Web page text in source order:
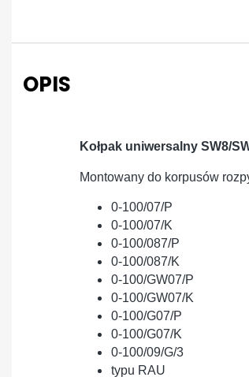
OPIS
Kołpak uniwersalny SW8/
Montowany do korpusów
0-100/07/P
0-100/07/K
0-100/087/P
0-100/087/K
0-100/GW07/P
0-100/GW07/K
0-100/G07/P
0-100/G07/K
0-100/09/G/3
typu RAU